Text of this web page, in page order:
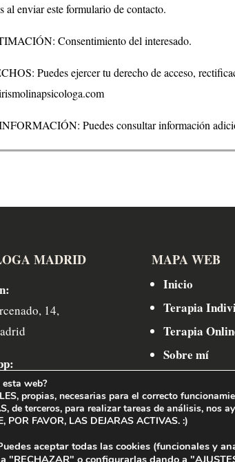
al enviar este formulario de contacto.
Consentimiento del interesado.
Puedes ejercer tu derecho de acceso,
Puedes consultar información
MADRID
14,
865 143
MAPA WEB
Inicio
Terapia
Terapia
Sobre mí
web?
propias, necesarias para el correcto
de terceros, para realizar tareas de análisis, nos
POR FAVOR, LAS DEJARAS ACTIVAS. :)
aceptar todas las cookies (funcionales y
"RECHAZAR" o configurarlas dando a "